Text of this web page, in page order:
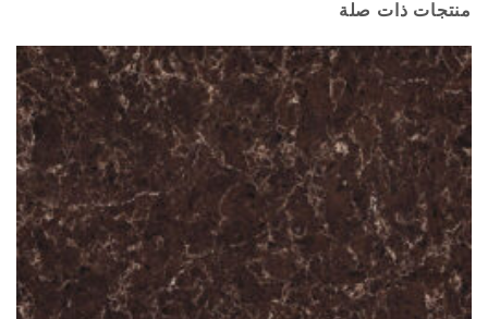
منتجات ذات صلة